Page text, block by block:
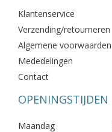
Klantenservice
Verzending/retourneren
Algemene voorwaarden
Mededelingen
Contact
OPENINGSTIJDEN
Maandag